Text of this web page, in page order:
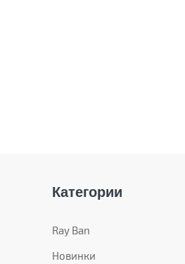
Категории
Ray Ban
Новинки